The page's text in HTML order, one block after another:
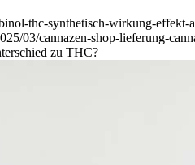
thc-synthetisch-wirkung-effekt-
03/cannazen-shop-lieferung-
zu THC?